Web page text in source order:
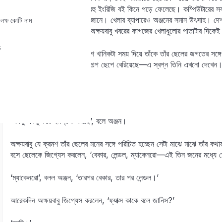
কোটি নাম
সম্বন্ধে কিশোরদের জন্য লেখা বহু ইংরিজি বই কিনে পড়ে ফেলেছে।
সম্বন্ধে যা জানা গেছে, সব সে জানে। খেলার ব্যাপারেও অঞ্জনের সমান উৎসাহ।
খেলোয়াড়দের নাম তার মুখস্থ। অক্ষয়বাবু খবরের কাগজের খেলাধুলোর পাতাটার
অক্ষয়বাবু বুঝলেন এবার থেকে বেশ খানিকটা সময় দিয়ে তাঁকে তাঁর ছেলের জগতের
থামাননি। কারণ ফুলঝুরিতে তাঁর গল্প ছেপে বেরিয়েছে—এ স্বপ্ন তিনি এখনো
‘একটু একটু করে ইমপ্রুভ করছে’, বলে অঞ্জন।
অক্ষয়বাবু যে ক্রমশ তাঁর ছেলের মনের সঙ্গে পরিচিত হচ্ছেন সেটা মাঝে মাঝে তাঁর
বসে ছেলেকে জিগ্যেস করলেন, ‘বেকার, লেন্ডল, ম্যাকেনরো—এই তিন জনের মধ্যে
‘ম্যাকেনরো’, বলল অঞ্জন, ‘তারপর বেকার, তার পর লেন্ডল।’
আরেকদিন অক্ষয়বাবু জিগ্যেস করলেন, ‘ফ্যাক্স কাকে বলে জানিস?’